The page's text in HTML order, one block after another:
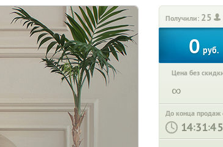
Получили: 25
0 руб.
Цена без
∞
До конца продаж
: :